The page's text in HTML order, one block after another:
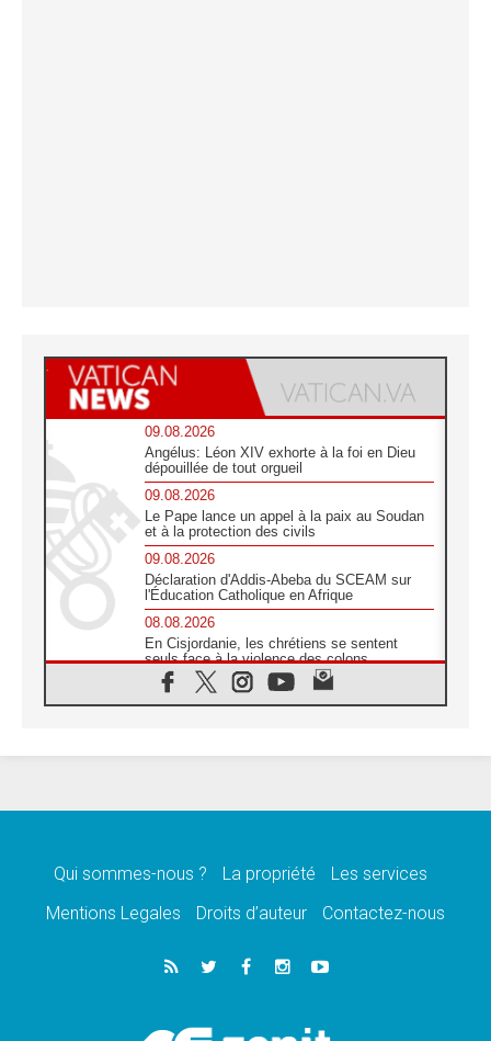
09.08.2026
Angélus: Léon XIV exhorte à la foi en Dieu
dépouillée de tout orgueil
09.08.2026
Le Pape lance un appel à la paix au Soudan
et à la protection des civils
09.08.2026
Déclaration d'Addis-Abeba du SCEAM sur
l'Éducation Catholique en Afrique
08.08.2026
En Cisjordanie, les chrétiens se sentent
seuls face à la violence des colons
08.08.2026
Léon XIV au sanctuaire de Notre Dame du
08.08.2026
08.08.2026
catholiques
Au Bangladesh, l'Église accompagne les
Dalits sur le chemin de la dignité
Philippines: le vicariat apostolique de
Qui sommes-nous ? La propriété
Les services
Mentions Legales
Droits d’auteur Contactez-nous